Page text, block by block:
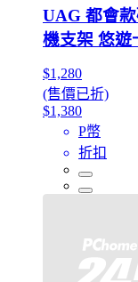
UAG 都會
機支架 悠遊
$1,280
(售價已折)
$1,380
P幣
折扣